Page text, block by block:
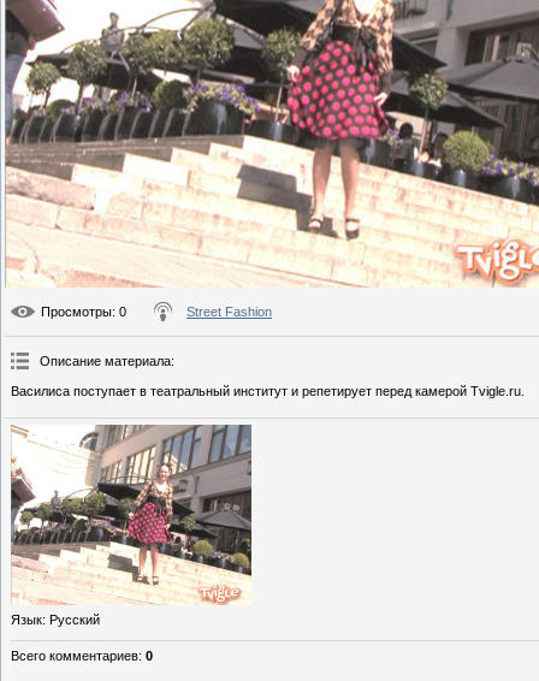
Просмотры: 0 Street Fashion
Описание материала:
Василиса поступает в театральный институт и репетирует перед камерой Tvigle.ru.
Язык: Русский
Всего комментариев: 0